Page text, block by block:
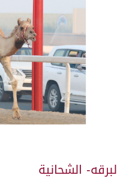
لبرقه- الشحانية